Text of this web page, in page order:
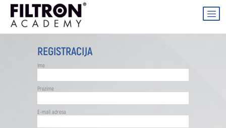
REGISTRACIJA
Ime
Prezime
E-mail adresa